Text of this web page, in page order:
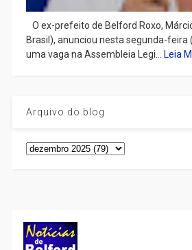
O ex-prefeito de Belford Roxo,
Brasil), anunciou nesta segunda-feira
uma vaga na Assembleia Legi... Leia
Arquivo do blog